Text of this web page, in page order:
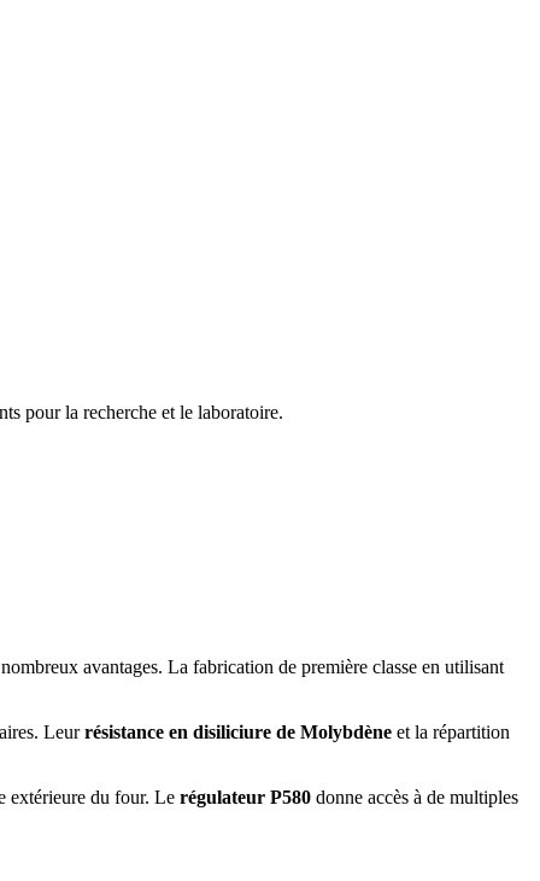
pour la recherche et le laboratoire.
avantages. La fabrication de première classe en utilisant
Leurrésistance en disiliciure de Molybdène et la répartition
extérieure du four. Le régulateur P580 donne accès à de multiples